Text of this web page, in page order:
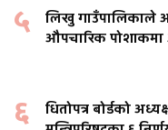
५
लिखु गाउँपालिकाले
औपचारिक पोशाकमा
६
धितोपत्र बोर्डको